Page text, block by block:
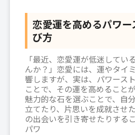
恋愛運を高めるパワ
び方
「最近、恋愛運が低迷してい
んか？」恋愛には、運やタイ
響しますが、実は、パワース
ことで、その運を高めること
魅力的な石を選ぶことで、自
立てたり、片思いを成就させ
の出会いを引き寄せたりする
パワ